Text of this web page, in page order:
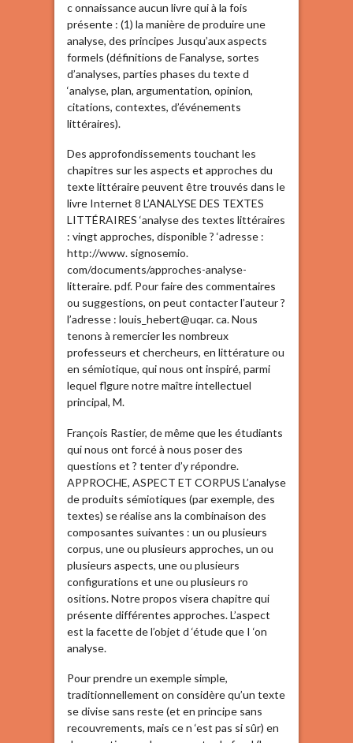
c onnaissance aucun livre qui à la fois
présente : (1) la manière de produire une
analyse, des principes Jusqu’aux aspects
formels (définitions de Fanalyse, sortes
d’analyses, parties phases du texte d
‘analyse, plan, argumentation, opinion,
citations, contextes, d’événements
littéraires).
Des approfondissements touchant les
chapitres sur les aspects et approches du
texte littéraire peuvent être trouvés dans le
livre Internet 8 L’ANALYSE DES TEXTES
LITTÉRAIRES ‘analyse des textes littéraires
: vingt approches, disponible ? ‘adresse :
http://www. signosemio.
com/documents/approches-analyse-
litteraire. pdf. Pour faire des commentaires
ou suggestions, on peut contacter l’auteur ?
l’adresse : louis_hebert@uqar. ca. Nous
tenons à remercier les nombreux
professeurs et chercheurs, en littérature ou
en sémiotique, qui nous ont inspiré, parmi
lequel flgure notre maître intellectuel
principal, M.
François Rastier, de même que les étudiants
qui nous ont forcé à nous poser des
questions et ? tenter d’y répondre.
APPROCHE, ASPECT ET CORPUS L’analyse
de produits sémiotiques (par exemple, des
textes) se réalise ans la combinaison des
composantes suivantes : un ou plusieurs
corpus, une ou plusieurs approches, un ou
plusieurs aspects, une ou plusieurs
configurations et une ou plusieurs ro
ositions. Notre propos visera chapitre qui
présente différentes approches. L’aspect
est la facette de l’objet d ‘étude que I ‘on
analyse.
Pour prendre un exemple simple,
traditionnellement on considère qu’un texte
se divise sans reste (et en principe sans
recouvrements, mais ce n ‘est pas si sûr) en